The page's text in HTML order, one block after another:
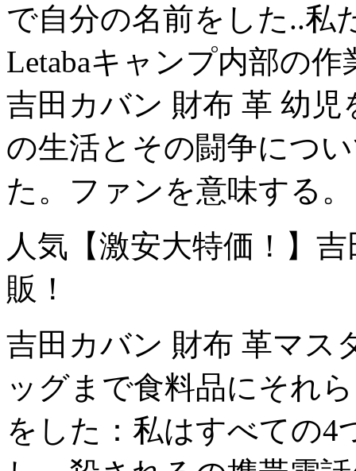
で自分の名前をした..私
Letabaキャンプ内部の
吉田カバン 財布 革 幼
の生活とその闘争につ
た。ファンを意味する
人気【激安大特価！】
販！
吉田カバン 財布 革マス
ッグまで食料品にそれ
をした：私はすべての4